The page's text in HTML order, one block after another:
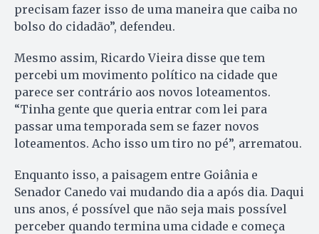
precisam fazer isso de uma maneira que caiba no
bolso do cidadão”, defendeu.
Mesmo assim, Ricardo Vieira disse que tem
percebi um movimento político na cidade que
parece ser contrário aos novos loteamentos.
“Tinha gente que queria entrar com lei para
passar uma temporada sem se fazer novos
loteamentos. Acho isso um tiro no pé”, arrematou.
Enquanto isso, a paisagem entre Goiânia e
Senador Canedo vai mudando dia a após dia. Daqui
uns anos, é possível que não seja mais possível
perceber quando termina uma cidade e começa